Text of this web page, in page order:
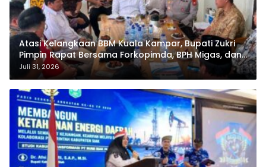
Atasi Kelangkaan BBM Kuala Kampar, Bupati Zukri
Pimpin Rapat Bersama Forkopimda, BPH Migas, dan
Pertamina
Juli 31, 2026